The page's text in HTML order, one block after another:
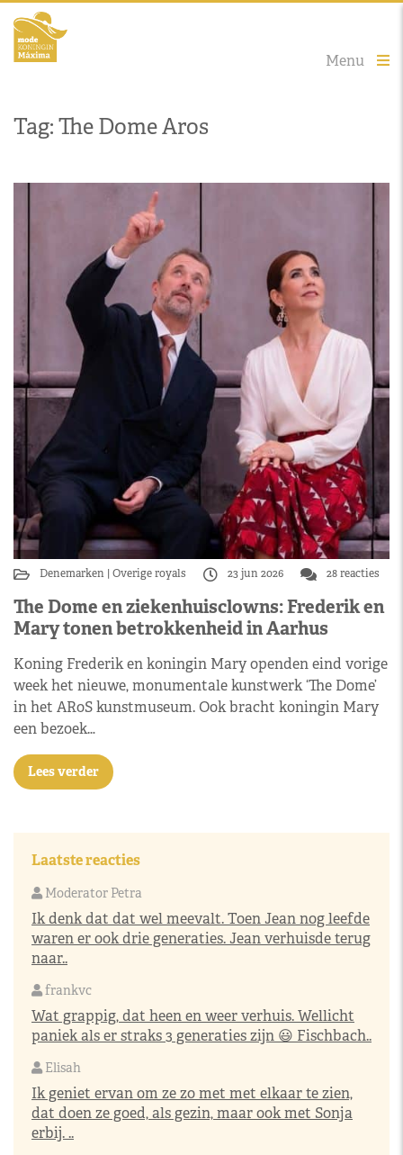
Menu
Tag: The Dome Aros
Denemarken Overige royals 23 jun 2026 28 reacties
The Dome en ziekenhuisclowns: Frederik en
Mary tonen betrokkenheid in Aarhus
Koning Frederik en koningin Mary openden eind vorige
week het nieuwe, monumentale kunstwerk ‘The Dome’
in het ARoS kunstmuseum. Ook bracht koningin Mary
een bezoek…
Lees verder
Laatste reacties
Moderator Petra
Ik denk dat dat wel meevalt. Toen Jean nog leefde
waren er ook drie generaties. Jean verhuisde terug
naar..
frankvc
Wat grappig, dat heen en weer verhuis. Wellicht
paniek als er straks 3 generaties zijn 😃 Fischbach..
Elisah
Ik geniet ervan om ze zo met met elkaar te zien,
dat doen ze goed, als gezin, maar ook met Sonja
erbij. ..